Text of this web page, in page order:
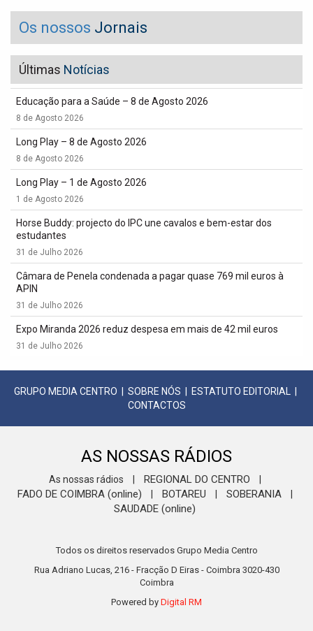
Os nossos Jornais
Últimas Notícias
Educação para a Saúde – 8 de Agosto 2026
8 de Agosto 2026
Long Play – 8 de Agosto 2026
8 de Agosto 2026
Long Play – 1 de Agosto 2026
1 de Agosto 2026
Horse Buddy: projecto do IPC une cavalos e bem-estar dos
estudantes
31 de Julho 2026
Câmara de Penela condenada a pagar quase 769 mil euros à
APIN
31 de Julho 2026
Expo Miranda 2026 reduz despesa em mais de 42 mil euros
31 de Julho 2026
GRUPO MEDIA CENTRO SOBRE NÓS ESTATUTO EDITORIAL
CONTACTOS
AS NOSSAS RÁDIOS
As nossas rádios REGIONAL DO CENTRO
FADO DE COIMBRA (online) BOTAREU SOBERANIA
SAUDADE (online)
Todos os direitos reservados Grupo Media Centro
Rua Adriano Lucas, 216 - Fracção D Eiras - Coimbra 3020-430
Coimbra
Powered by Digital RM